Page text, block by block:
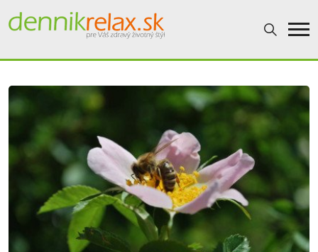
Dennikrelax